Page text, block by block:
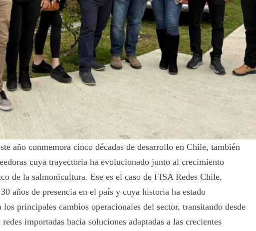
año conmemora cinco décadas de desarrollo en Chile, también
cuya trayectoria ha evolucionado junto al crecimiento
de la salmonicultura. Ese es el caso de FISA Redes Chile,
años de presencia en el país y cuya historia ha estado
los principales cambios operacionales del sector, transitando desde
importadas hacia soluciones adaptadas a las crecientes